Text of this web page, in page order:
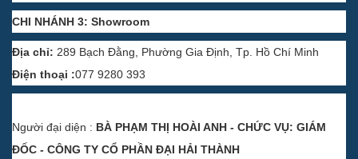
CHI NHÁNH 3: Showroom
Địa chỉ: 289 Bạch Đằng, Phường Gia Định, Tp. Hồ Chí Minh
Điện thoại :077 9280 393
Người đại diện : BÀ PHẠM THỊ HOÀI ANH - CHỨC VỤ: GIÁM
ĐỐC - CÔNG TY CỔ PHẦN ĐẠI HẢI THÀNH